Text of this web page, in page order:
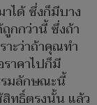
าได้ ซึ่งก็มีบาง
กกว่านี้ ซึ่งถ้า
าะว่าถ้าคุณทำ
าคาไปก็มี
รมลักษณะนี้
ทธิ์ตรงนั้น แล้ว